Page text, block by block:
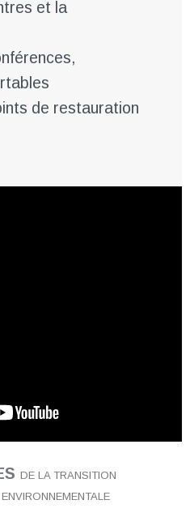
et la
de restauration
DE LA TRANSITION